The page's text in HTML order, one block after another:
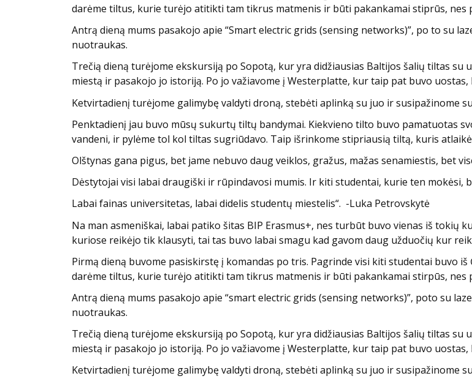
darėme tiltus, kurie turėjo atitikti tam tikrus matmenis ir būti pakankamai stiprūs, nes
Antrą dieną mums pasakojo apie “Smart electric grids (sensing networks)”, po to su
nuotraukas.
Trečią dieną turėjome ekskursiją po Sopotą, kur yra didžiausias Baltijos šalių tiltas su
miestą ir pasakojo jo istoriją. Po jo važiavome į Westerplatte, kur taip pat buvo
Ketvirtadienį turėjome galimybę valdyti droną, stebėti aplinką su juo ir susipažinome
Penktadienį jau buvo mūsų sukurtų tiltų bandymai. Kiekvieno tilto buvo pamatuotas
vandeni, ir pylėme tol kol tiltas sugriūdavo. Taip išrinkome stipriausią tiltą, kuris
Olštynas gana pigus, bet jame nebuvo daug veiklos, gražus, mažas senamiestis, bet
Dėstytojai visi labai draugiški ir rūpindavosi mumis. Ir kiti studentai, kurie ten mokėsi,
Labai fainas universitetas, labai didelis studentų miestelis“. -Luka Petrovskytė
Na man asmeniškai, labai patiko šitas BIP Erasmus+, nes turbūt buvo vienas iš tokių
kuriose reikėjo tik klausyti, tai tas buvo labai smagu kad gavom daug užduočių kur
Pirmą dieną buvome pasiskirstę į komandas po tris. Pagrinde visi kiti studentai buvo
darėme tiltus, kurie turėjo atitikti tam tikrus matmenis ir būti pakankamai stirpūs, nes
Antrą dieną mums pasakojo apie “smart electric grids (sensing networks)”, poto su
nuotraukas.
Trečią dieną turėjome ekskursiją po Sopotą, kur yra didžiausias Baltijos šalių tiltas su
miestą ir pasakojo jo istoriją. Po jo važiavome į Westerplatte, kur taip pat buvo
Ketvirtadienį turėjome galimybę valdyti droną, stebėti aplinką su juo ir susipažinome